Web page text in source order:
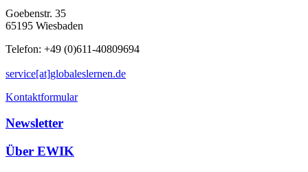
Goebenstr. 35
65195 Wiesbaden
Telefon: +49 (0)611-40809694
service[at]globaleslernen.de
Kontaktformular
Newsletter
Über EWIK